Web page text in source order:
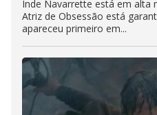
Inde Navarrette está em alta
Atriz de Obsessão está
apareceu primeiro em...